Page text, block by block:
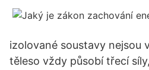
izolované soustavy nejsou
těleso vždy působí třecí